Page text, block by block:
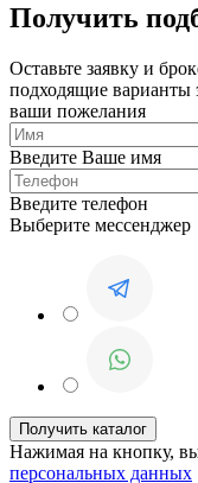
Получить
Оставьте заявку и
подходящие
ваши пожелания
Введите Ваше имя
Введите телефон
Выберите мессенджер
Нажимая на кнопку, вы
персональных данных